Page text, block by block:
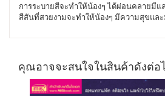
การระบายสีจะทำให้น้องๆ ได้ผ่อนคลายมี
สีสันที่สวยงามจะทำให้น้องๆ มีความสุขแล
คุณอาจจะสนใจในสินค้าดังต่อ